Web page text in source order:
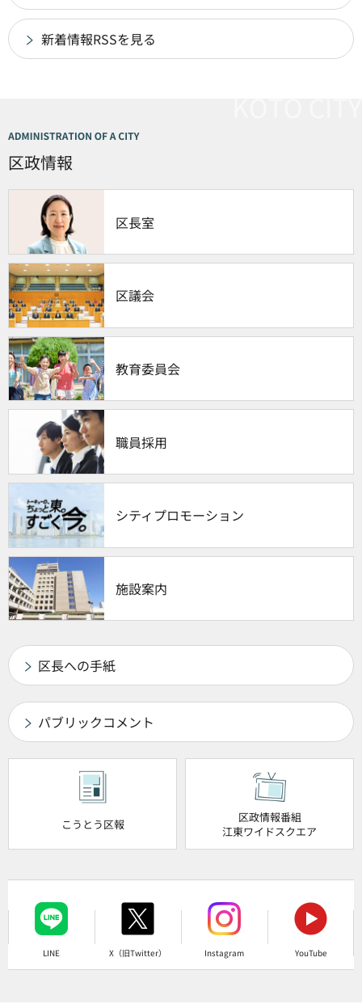
新着情報RSSを見る
区政情報
区長室
区議会
教育委員会
職員採用
シティプロモーション
施設案内
区長への手紙
パブリックコメント
こうとう区報
区政情報番組
江東ワイドスクエア
LINE X（旧Twitter） Instagram YouTube